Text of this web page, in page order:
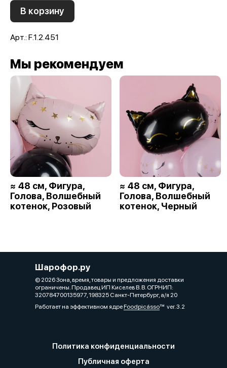
В корзину
Арт.: F.1.2.451
Мы рекомендуем
≈ 48 см, Фигура,
Голова, Волшебный
котенок, Розовый
≈ 48 см, Фигура,
Голова, Волшебный
котенок, Черный
Шарофор.ру
© 2026 Зона, время, товары и предложения доставки
ограничены. Продавец ИП Киселев В. В. ОГРНИП:
320784700135977, 198325 Санкт-Петербург, а/я 20
Работает на эффективном ядреFoodpicássover. 3.2
Политика конфиденциальности
Публичная оферта